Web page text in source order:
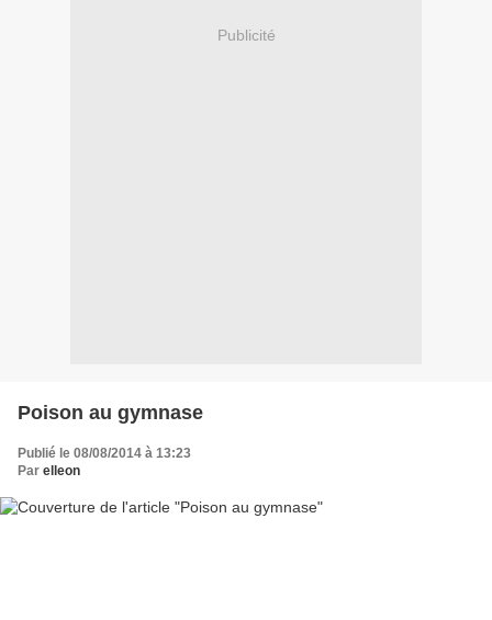
Publicité
Poison au gymnase
Publié le 08/08/2014 à 13:23
Par elleon